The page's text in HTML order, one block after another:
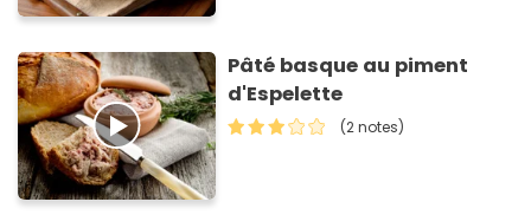
Pâté basque au piment
d'Espelette
(2 notes)